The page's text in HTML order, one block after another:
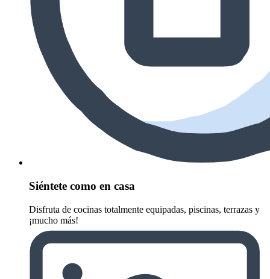
Siéntete como en casa
Disfruta de cocinas totalmente equipadas, piscinas, terrazas y
¡mucho más!